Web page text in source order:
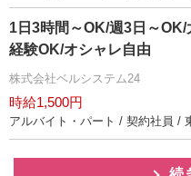
1日3時間～OK/週3日～
経験OK/オシャレ自由
株式会社ベルシステム24
時給1,500円
アルバイト・パート / 契約社員 /